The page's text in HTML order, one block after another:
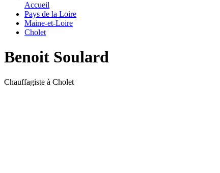
Accueil
Pays de la Loire
Maine-et-Loire
Cholet
Benoit Soulard
Chauffagiste à Cholet